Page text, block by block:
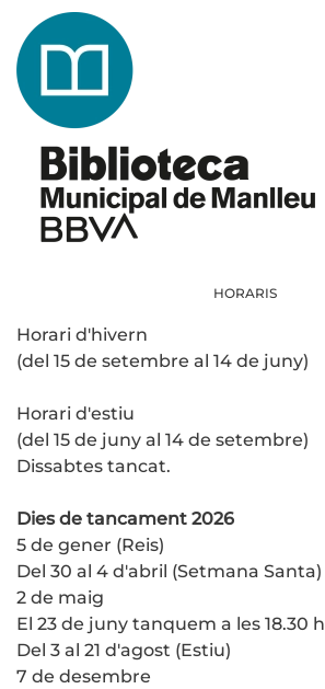
HORARIS
Horari d'hivern
(del 15 de setembre al 14 de juny)
Horari d'estiu
(del 15 de juny al 14 de setembre)
Dissabtes tancat.
Dies de tancament 2026
5 de gener (Reis)
Del 30 al 4 d'abril (Setmana Santa)
2 de maig
El 23 de juny tanquem a les 18.30 h
Del 3 al 21 d'agost (Estiu)
7 de desembre